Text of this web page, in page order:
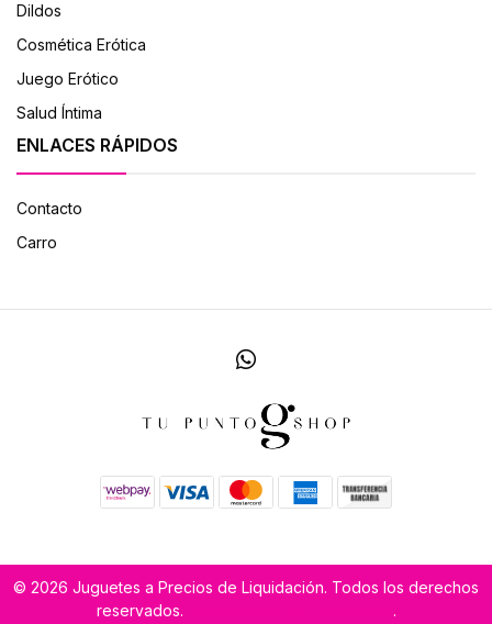
Dildos
Cosmética Erótica
Juego Erótico
Salud Íntima
ENLACES RÁPIDOS
Contacto
Carro
© 2026 Juguetes a Precios de Liquidación. Todos los derechos
reservados.
.